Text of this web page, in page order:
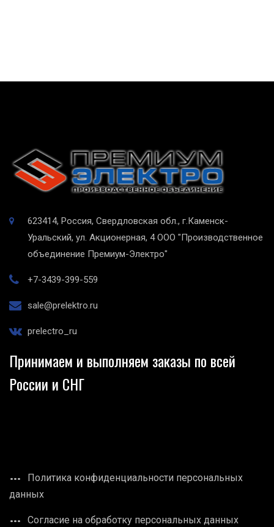
623414, Россия, Свердловская обл., г.Каменск-
Уральский, ул. Акционерная, 4 ООО "Производственное
объединение Премиум-Электро"
+7-3439-399-559
sale@prelektro.ru
prelectro_ru
Принимаем и выполняем заказы по всей
России и СНГ
Политика конфиденциальности персональных
данных
Согласие на обработку персональных данных